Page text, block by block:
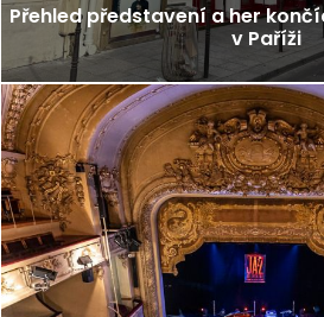
Přehled představení a her
v Paříži